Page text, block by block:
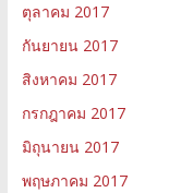
ตุลาคม 2017
กันยายน 2017
สิงหาคม 2017
กรกฎาคม 2017
มิถุนายน 2017
พฤษภาคม 2017